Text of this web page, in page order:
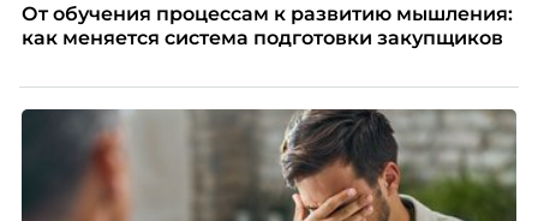
От обучения процессам к развитию мышления:
как меняется система подготовки закупщиков